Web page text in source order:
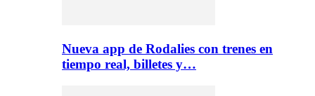
Nueva app de Rodalies con trenes en
tiempo real, billetes y…